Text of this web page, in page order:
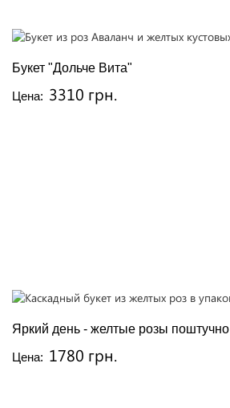
Букет "Дольче Вита"
Цена: 3310 грн.
Яркий день - желтые розы поштучно
Цена: 1780 грн.